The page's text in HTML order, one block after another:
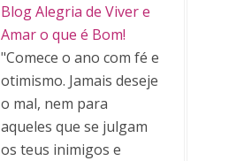
Blog Alegria de Viver e
Amar o que é Bom!
"Comece o ano com fé e
otimismo. Jamais deseje
o mal, nem para
aqueles que se julgam
os teus inimigos e